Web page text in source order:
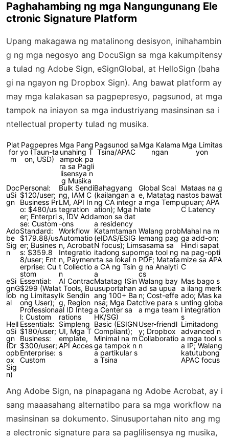
Paghahambing ng mga Nangungunang Ele
ctronic Signature Platform
Upang makagawa ng matalinong desisyon, inihahambin
g ng mga negosyo ang DocuSign sa mga kakumpitensy
a tulad ng Adobe Sign, eSignGlobal, at HelloSign (baha
gi na ngayon ng Dropbox Sign). Ang bawat platform ay
may mga kalakasan sa pagpepresyo, pagsunod, at mga
tampok na iniayon sa mga industriyang masinsinan sa i
ntellectual property tulad ng musika.
Plat
for
m
Pagpepres
yo (Taun-ta
on, USD)
Mga Pang
unahing T
ampok pa
ra sa Pagli
lisensya n
g Musika
Pagsunod sa
Tsina/APAC
Mga Kalama
ngan
Mga Limitas
yon
Doc
uSi
gn
Personal:
$120/user;
Business Pr
o: $480/us
er; Enterpri
se: Custom
Bulk Sendi
ng, IAM C
LM, API In
tegration
s, IDV Add
-ons
Bahagyang
(kailangan a
ng CA integr
ation); Mga h
amon sa dat
a residency
Global Scal
e, Matatag n
a mga Temp
late
Mataas na g
astos bawat
upuan; APA
C Latency
Ado
be
Sig
n
Standard:
$179.88/us
er; Busines
s: $359.8
8/user; Ent
erprise: Cu
stom
Workflow
Automatio
n, Acrobat
Integratio
n, Paymen
t Collectio
n
Katamtaman
(eIDAS/ESIG
N focus); Lim
itadong supo
rta sa lokal n
a CA ng Tsin
a
Walang prob
lemang pag
sasama sa
mga tool ng
PDF; Matata
g na Analyti
cs
Mahal na m
ga add-on;
Hindi sapat
na pag-opti
mize sa APA
C
eSi
gnG
lob
al
Essential:
$299 (Wala
ng Limitasy
ong User);
Professiona
l: Custom
AI Contrac
t Tools, Bu
lk Sendin
g, Region
al ID Integ
rations
Matatag (Sin
usuportahan
ang 100+ Ba
nsa; Mga Dat
a Center sa
HK/SG)
Walang bay
ad sa upua
n; Cost-effe
ctive para s
a mga team
Mas bago s
a ilang merk
ado; Mas ka
unting globa
l integration
s
Hell
oSi
gn
(Dr
opb
ox
Sig
n)
Essentials:
$180/user;
Business:
$300/user;
Enterprise:
Custom
Simpleng
UI, Mga T
emplate,
API Acces
s
Basic (ESIGN
Compliant);
Minimal na m
ga tampok n
a partikular s
a Tsina
User-friendl
y; Dropbox
Collaboratio
n
Limitadong
advanced n
a mga tool s
a IP; Walang
katutubong
APAC focus
Ang Adobe Sign, na pinapagana ng Adobe Acrobat, ay i
sang maaasahang alternatibo para sa mga workflow na
masinsinan sa dokumento. Sinusuportahan nito ang mg
a electronic signature para sa paglilisensya ng musika,